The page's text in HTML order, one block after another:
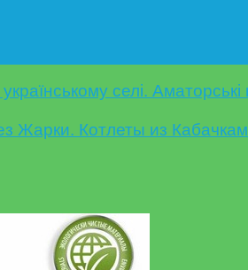
селі.
Жарки. Котлеты из